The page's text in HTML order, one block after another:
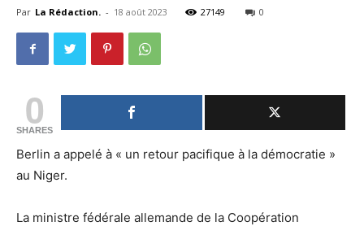
Par La Rédaction. - 18 août 2023 27149 0
0
SHARES
Berlin a appelé à « un retour pacifique à la démocratie »
au Niger.
La ministre fédérale allemande de la Coopération